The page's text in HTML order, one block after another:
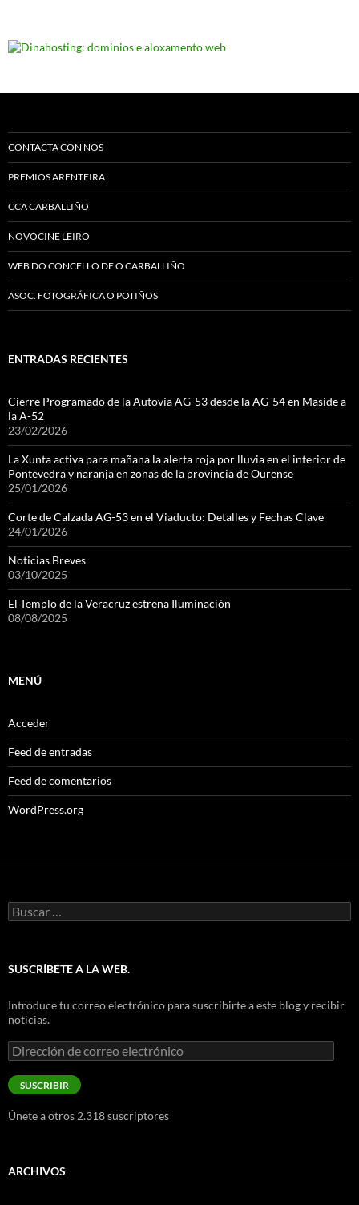
CONTACTA CON NOS
PREMIOS ARENTEIRA
CCA CARBALLIÑO
NOVOCINE LEIRO
WEB DO CONCELLO DE O CARBALLIÑO
ASOC. FOTOGRÁFICA O POTIÑOS
ENTRADAS RECIENTES
Cierre Programado de la Autovía AG-53 desde la AG-54 en Maside a
la A-52
23/02/2026
La Xunta activa para mañana la alerta roja por lluvia en el interior de
Pontevedra y naranja en zonas de la provincia de Ourense
25/01/2026
Corte de Calzada AG-53 en el Viaducto: Detalles y Fechas Clave
24/01/2026
Noticias Breves
03/10/2025
El Templo de la Veracruz estrena Iluminación
08/08/2025
MENÚ
Acceder
Feed de entradas
Feed de comentarios
WordPress.org
Buscar:
SUSCRÍBETE A LA WEB.
Introduce tu correo electrónico para suscribirte a este blog y recibir
noticias.
Dirección
de
correo
electrónico
SUSCRIBIR
Únete a otros 2.318 suscriptores
ARCHIVOS